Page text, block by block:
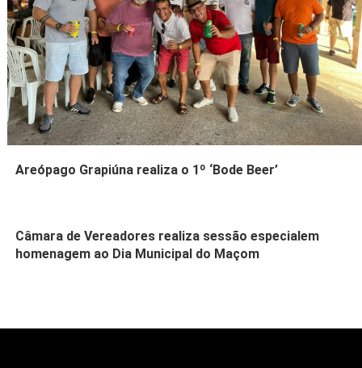
Areópago Grapiúna realiza o 1º ‘Bode Beer’
Câmara de Vereadores realiza sessão especialem
homenagem ao Dia Municipal do Maçom